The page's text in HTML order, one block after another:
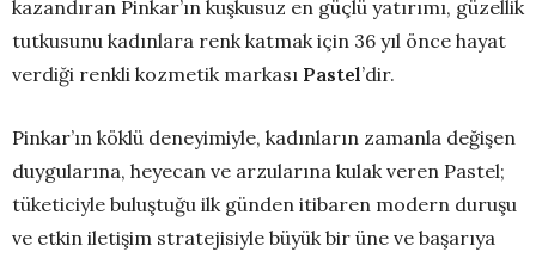
kazandıran Pinkar’ın kuşkusuz en güçlü yatırımı, güzellik
tutkusunu kadınlara renk katmak için 36 yıl önce hayat
verdiği renkli kozmetik markası Pastel’dir.
Pinkar’ın köklü deneyimiyle, kadınların zamanla değişen
duygularına, heyecan ve arzularına kulak veren Pastel;
tüketiciyle buluştuğu ilk günden itibaren modern duruşu
ve etkin iletişim stratejisiyle büyük bir üne ve başarıya